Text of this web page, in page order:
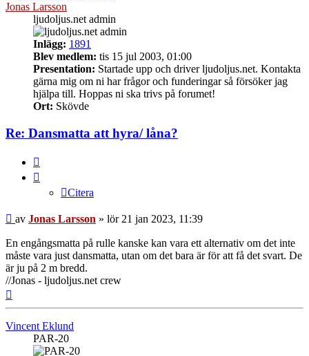
Jonas Larsson
ljudoljus.net admin
Inlägg: 1891
Blev medlem: tis 15 jul 2003, 01:00
Presentation: Startade upp och driver ljudoljus.net. Kontakta
gärna mig om ni har frågor och funderingar så försöker jag
hjälpa till. Hoppas ni ska trivs på forumet!
Ort: Skövde
Re: Dansmatta att hyra/ låna?
Citera
Inlägg
av Jonas Larsson » lör 21 jan 2023, 11:39
En engångsmatta på rulle kanske kan vara ett alternativ om det inte
måste vara just dansmatta, utan om det bara är för att få det svart. De
är ju på 2 m bredd.
//Jonas - ljudoljus.net crew
Vincent Eklund
PAR-20